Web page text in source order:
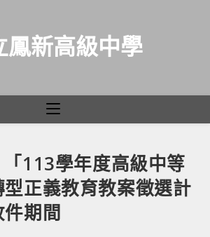
鳳新高級中學
「113學年度高級中等
正義教育教案徵選計
期間